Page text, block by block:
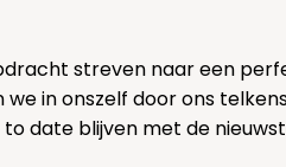
streven naar een
in onszelf door ons
date blijven met de